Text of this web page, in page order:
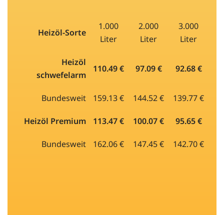
Heizöl-Sorte
1.000
Liter
2.000
Liter
3.000
Liter
Heizöl
schwefelarm
110.49 € 97.09 € 92.68 €
Bundesweit 159.13 € 144.52 € 139.77 €
Heizöl Premium 113.47 € 100.07 € 95.65 €
Bundesweit 162.06 € 147.45 € 142.70 €